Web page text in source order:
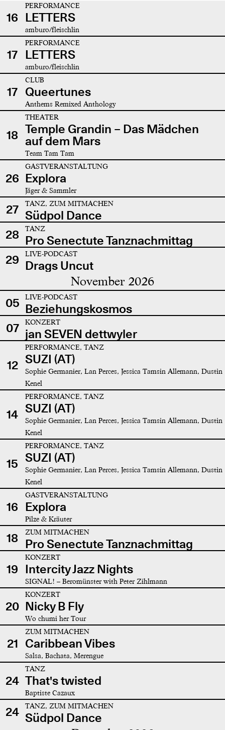
16
PERFORMANCE
LETTERS
amburo/fleischlin
17
PERFORMANCE
LETTERS
amburo/fleischlin
17
CLUB
Queertunes
Anthems Remixed Anthology
18
THEATER
Temple Grandin – Das Mädchen
auf dem Mars
Team Tam Tam
26
GASTVERANSTALTUNG
Explora
Jäger & Sammler
27 TANZ, ZUM MITMACHEN
Südpol Dance
28
TANZ
Pro Senectute Tanznachmittag
29
LIVE-PODCAST
Drags Uncut
November 2026
05 LIVE-PODCAST
Beziehungskosmos
07
KONZERT
jan SEVEN dettwyler
12
PERFORMANCE, TANZ
SUZI (AT)
Sophie Germanier, Lan Perces, Jessica Tamsin Allemann, Dustin
Kenel
14
PERFORMANCE, TANZ
SUZI (AT)
Sophie Germanier, Lan Perces, Jessica Tamsin Allemann, Dustin
Kenel
15
PERFORMANCE, TANZ
SUZI (AT)
Sophie Germanier, Lan Perces, Jessica Tamsin Allemann, Dustin
Kenel
16
GASTVERANSTALTUNG
Explora
Pilze & Kräuter
18 ZUM MITMACHEN
Pro Senectute Tanznachmittag
19
KONZERT
Intercity Jazz Nights
SIGNAL! – Beromünster with Peter Zihlmann
20
KONZERT
Nicky B Fly
Wo chumi her Tour
21
ZUM MITMACHEN
Caribbean Vibes
Salsa, Bachata, Merengue
24
TANZ
That's twisted
Baptiste Cazaux
24 TANZ, ZUM MITMACHEN
Südpol Dance